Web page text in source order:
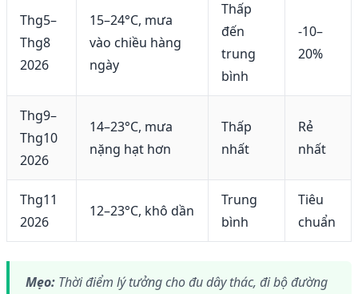
Thg5–
Thg8
2026
15–24°C, mưa
vào chiều hàng
ngày
Thấp
đến
trung
bình
-10–
20%
Thg9–
Thg10
2026
14–23°C, mưa
nặng hạt hơn
Thấp
nhất
Rẻ
nhất
Thg11
2026
12–23°C, khô dần
Trung
bình
Tiêu
chuẩn
Mẹo: Thời điểm lý tưởng cho đu dây thác, đi bộ đường